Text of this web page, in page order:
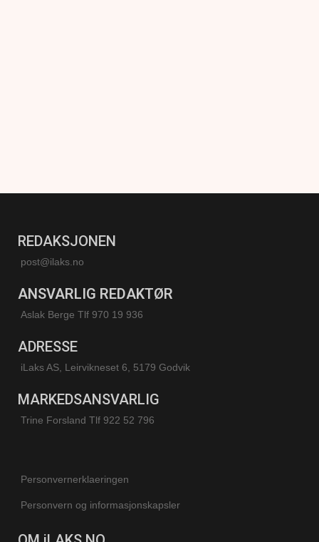
REDAKSJONEN
post@ilaks.no
ANSVARLIG REDAKTØR
Aslak Berge Tlf 970 19 936
ADRESSE
iLaks AS, Leirvikneset 6, 5179 Godvik
MARKEDSANSVARLIG
Trine Forsland Tlf 922 52 796
Personvernerklaeringen
Personvern og informasjonskapsler